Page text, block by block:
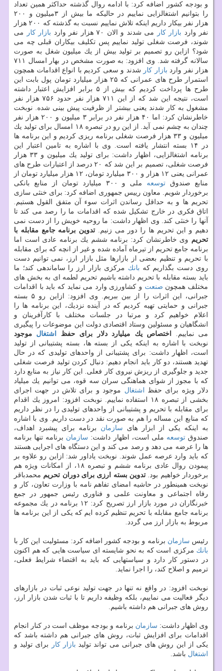
و بودجه كشور اضافه كرد: با ادامه روال گذشته حداكثر همین تعداد
را بتوانیم اشتغالزایی نماییم در حالیكه ما بیش از ۳میلیون و ۲۰۰
هزار نفر بیكار داریم اینكه تلاش نماییم نسبت به گذشته كه ۲۰۰ هزار
نفر وارد بازار كار می شدند و الان ۷۰ هزار نفر وارد بازار كار
می
شوند، فرصت شغلی تولید نماییم پس تكلیف بیكاران قبلی چه می
شود؟ ازاین رو تصمیم بر تولید بیش از یك میلیون شغل به صورت
سالانه گرفته شد. وی افزود: به صورت مشخص در بهار امسال ۷۱۱
هزار نفر وارد بازار كار شدند و سعی كردیم با انواع اقدامات همچون
استمرار طرح های عمرانی كه ۲۵ هزار میلیارد تومان پول بابت این
طرح ها پرداخت كردیم كه بیش از ۵ برابر افزایش اعتبار داشته
است، نتیجه این شد كه از این ۷۱۱ هزار نفر حدود ۷۵۶ هزار نفر
مشغول به كار شدند یعنی بیشتر از ظرفیت پیش بینی شده. نوبخت
خاطرنشان كرد: اما ۴۰ هزار نفر در برابر ۳ میلیون و ۲۰۰ هزار نفر
چندان به چشم نمی آید. از این رو در تبصره ۱۸ امسال برای تولید یك
میلیون و ۳۳ هزار فرصت شغلی برنامه ریزی كردیم و این برنامه ها
در ۱۴ بسته انتشار یافته است. وی با اشاره به تامین اعتبار این
برنامه اشتغالزایی، اظهار داشت: برای تولید یك میلیون و ۳۳ هزار
فرصت شغلی، تصمیم بر این شد كه ۲۰ درصد از اعتبارات طرح های
عمرانی یعنی ۱۲ هزار و ۳۰۰ میلیارد تومان، ۱۲ هزار میلیارد تومان از
منابع صندوق توسعه
ملی و ۳۰۰ میلیارد تومان از منابع بانكی
برخوردار شویم. معاون رییس جمهوری اضافه كرد: برای خنثی سازی
تحریم ها و به حداقل رساندن اثرات سوء آن متفق القول هستیم.
اتاق فكری در خارج تشكیل شده كه اقدامات ما را رصد می كند تا
آنها را خنثی كند. وی اظهار داشت: ما روحیه خویش را از دست نمی
دهیم و این تحریم ها را دور می زنیم. تدوین برنامه جامع مقابله با
تحریم وی خاطرنشان كرد: برنامه ششم یك برنامه عادی است اما
برنامه جامع تحریم از تیرماه آماده شده و غیر از انچه كه برای مقابله
با تحریم و تنظیم بعضی از بازارها مثل بازار ارز، نمی توانیم دست
روی دست بگذاریم كه بانك مركزی بازار ارز را ساماندهی كند؛ ما
باید بسته مقابله با تحریم داشته باشیم تحریم لطمه ای به بخش های
مختلف همچون صنعت و كشاورزی وارد می نماید كه باید با اقدامات
جبرانی، این اثرات را از بین ببریم. وی افزود: ازاین رو ۵ بسته
جبرانی و حمایتی تهیه كردیم كه در آینده نزدیك، این برنامه ها را
اعلام خواهیم كرد و مرتبا در جلسات مختلف با كارآفرینان و
انشگاهیان و مسئولین وستاد اقتصادی دولت این موضوعات را پیگیری
می نماییم.
اختصاص یك میلیارد دلار برای حفظ اشتغال موجود
نوبخت با اشاره به اینكه یكی از بسته ها، بسته پشتیبانی از تولید
است، اظهار داشت: برای پشتیبانی از واحدهای تولیدی كه در حال
تهدید هستند، دو كار باید انجام دهیم: دنبال كردن تولید فرصت شغلی
جدید و جلوگیری از ریزش نیروی كار فعلی. این كار نیاز به منابع دارد
كه با مجوز از شوای هماهنگی سران سه قوه، می توانیم یك میلیاد
دلار ویژه برای حفظ
اشتغال موجود و برای تلاش در جهت اجرای
بخشی از تبصره ۱۸ استفاده نماییم. نوبخت افزود: امروز یك اقدام
برای مقابله با تحریم و پشتیبانی از واحدهای تولیدی را در نظر داریم
كه منابع این مساله را هم به صورت نقد در دست داریم. وی با اشاره
به اینكه یكی از ابزار های سازمان برنامه برای پیشبرد اهداف،
صندوقتوسعه ملی است، اظهار داشت: سازمان برنامه تنها برنامه
ها را عرضه می دهد و رصد می كند و این دستگاه های اجرایی هستند
كه باید وارد عرصه عمل شوند. نوبخت یاداور شد: ازاین رو علاوه بر
پیمودن روال عادی برنامه ششم و تبصره ۱۸، از امكانات ویژه هم
برخوردار خواهیم بود. تدوین بسته ارزی برای دوران تحریم محمدباقر
نوبخت همینطور در حاشیه امضای تفاهم نامه با وزارت تعاون، كار و
رفاه اجتماعی و معاونت علمی و فناوری رئیس جمهور در جمع
خبرنگاران در مورد بازار ارز تصریح كرد: ۱۲ برنامه در یك مجموعه
برنامه جامع مقابله با تحریم تنظیم كرده ایم كه یكی از این برنامه ها
مربوط به بازار ارز می گردد.
رئیس سازمان برنامه و بودجه كشور اضافه كرد: مسئولیت این كار با
بانك مركزی است كه به نحو شایسته ای سیاست هایی كه هم اكنون
در دستور كار دارد و سیاستهایی كه باید به اقتضاء شرایط فعلی،
ترمیم و اصلاح كند، را اجرا نماید.
نوبخت افزود: در واقع نه تنها در جهت تولید نوعی ثبات در بازارهای
دیگر فعالیت می نماییم، بلكه وظیفه داریم تا با ثبات شدن بازار ارز،
روش های جبرانی هم داشته باشیم.
وی اظهار داشت: سازمان برنامه و بودجه موظف است در كنار انجام
اقدامات برای افزایش ثبات، روش های جبرانی هم داشته باشد كه
یكی از این روش های جبرانی می تواند تولید بازار كار
برای تولید و
اشتغال باشد.